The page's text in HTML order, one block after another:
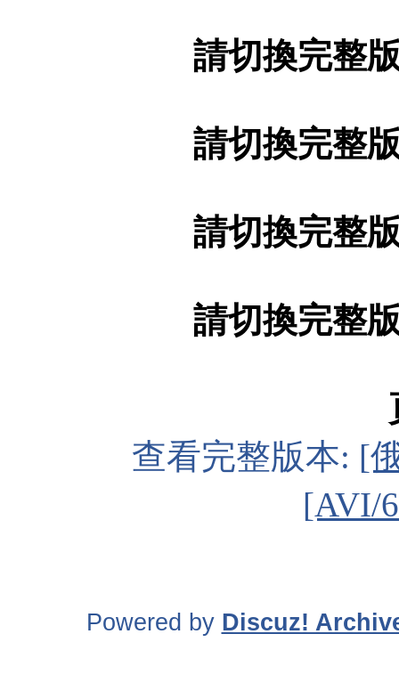
請切換完整
請切換完整
請切換完整
請切換完整
查看完整版本: [
[AVI/
Powered by Discuz!